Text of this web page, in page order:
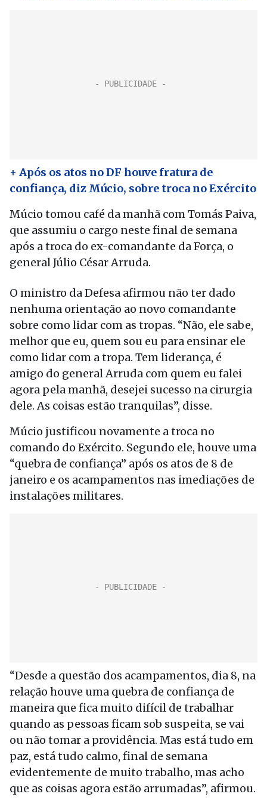
+ Após os atos no DF houve fratura de
confiança, diz Múcio, sobre troca no Exército
Múcio tomou café da manhã com Tomás Paiva,
que assumiu o cargo neste final de semana
após a troca do ex-comandante da Força, o
general Júlio César Arruda.
O ministro da Defesa afirmou não ter dado
nenhuma orientação ao novo comandante
sobre como lidar com as tropas. “Não, ele sabe,
melhor que eu, quem sou eu para ensinar ele
como lidar com a tropa. Tem liderança, é
amigo do general Arruda com quem eu falei
agora pela manhã, desejei sucesso na cirurgia
dele. As coisas estão tranquilas”, disse.
Múcio justificou novamente a troca no
comando do Exército. Segundo ele, houve uma
“quebra de confiança” após os atos de 8 de
janeiro e os acampamentos nas imediações de
instalações militares.
“Desde a questão dos acampamentos, dia 8, na
relação houve uma quebra de confiança de
maneira que fica muito difícil de trabalhar
quando as pessoas ficam sob suspeita, se vai
ou não tomar a providência. Mas está tudo em
paz, está tudo calmo, final de semana
evidentemente de muito trabalho, mas acho
que as coisas agora estão arrumadas”, afirmou.